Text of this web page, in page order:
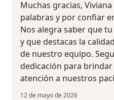
Muchas gracias,
palabras y por confiar
Nos alegra saber que
y que destacas la
de nuestro equipo.
dedicación para
atención a nuestros
12 de mayo de 2026